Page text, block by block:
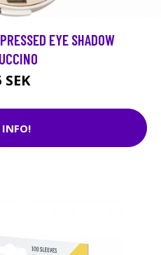
EYE SHADOW
SEK
INFO!